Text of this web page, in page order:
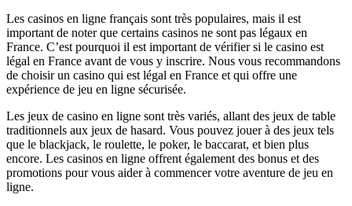
Les casinos en ligne français sont très populaires, mais il est
important de noter que certains casinos ne sont pas légaux en
France. C’est pourquoi il est important de vérifier si le casino est
légal en France avant de vous y inscrire. Nous vous recommandons
de choisir un casino qui est légal en France et qui offre une
expérience de jeu en ligne sécurisée.
Les jeux de casino en ligne sont très variés, allant des jeux de table
traditionnels aux jeux de hasard. Vous pouvez jouer à des jeux tels
que le blackjack, le roulette, le poker, le baccarat, et bien plus
encore. Les casinos en ligne offrent également des bonus et des
promotions pour vous aider à commencer votre aventure de jeu en
ligne.